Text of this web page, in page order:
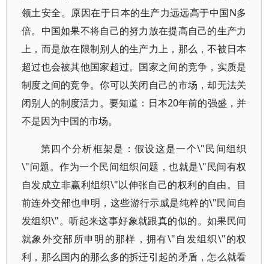
领土安全。原因在于日本的生产力远远高于中国N多
倍。中国如果不将自己的努力放在提高自己的生产力
上，而是放在限制别人的生产力上，那么，不被日本
超过也会被其他国家超过。国家之间的竞争，实质是
制度之间的竞争。你可以关闭自己的市场，却无法关
闭别人的制度活力。要知道：日本20年前的强盛，并
不是因为中国的市场。
第四个分析框架是：假设这是一个\"民间组织
\"问题。作为一个民间组织问题，也就是\"民间有权
自发成立非赢利组织\"以伸张自己的权利的自由。目
前连外交部也申明，这些游行示威是纯粹的\"民间自
发组织\"。听起来这事好象就跟真的似的。如果民间
就象外交部所申明的那样，拥有\"自发组织\"的权
利，那么国内的那么多的拆迁引起的矛盾，怎么就看